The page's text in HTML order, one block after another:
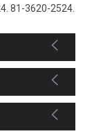
81-3620-2524.